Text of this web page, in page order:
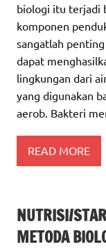
biologi itu terjadi
komponen
sangatlah
dapat
lingkungan dari
yang digunakan
aerob. Bakteri
READ MORE
NUTRISI/
METODA